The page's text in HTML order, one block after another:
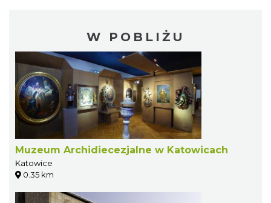
W POBLIŻU
Muzeum Archidiecezjalne w Katowicach
Katowice
0.35 km